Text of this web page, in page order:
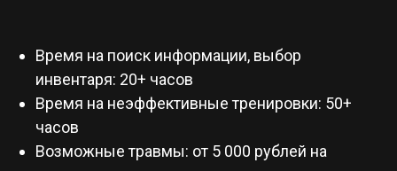
Время на поиск информации, выбор
инвентаря: 20+ часов
Время на неэффективные тренировки: 50+
часов
Возможные травмы: от 5 000 рублей на